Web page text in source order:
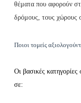
θέματα που αφορούν
δρόμους, τους χώρους
Ποιοι τομείς
Οι βασικές
σε: